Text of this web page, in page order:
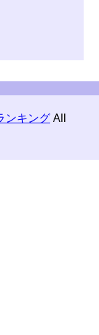
ンキング All